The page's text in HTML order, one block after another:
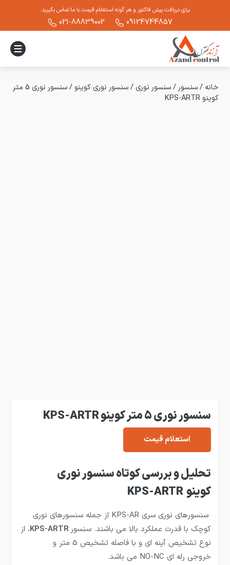
برای دریافت پیش فاکتور و هر گونه استعلام قیمت با ما تماس بگیرید.
09124744857
021-88839002
خانه /سنسور /سنسور نوری /سنسور نوری کوینو /
سنسور نوری 5 متر
کوینو KPS-ARTR
سنسور نوری 5 متر کوینو KPS-ARTR
استعلام قیمت
تحلیل و بررسی کوتاه سنسور نوری
کوینو KPS-ARTR
سنسورهای نوری سری KPS-AR از جمله سنسورهای نوری
کوچک با قدرت عملکرد بالا می باشند. سنسورKPS-ARTR
، از
نوع تشخیص آینه ای و با فاصله تشخیص 5 متر و
خروجی رله ای NO-NC می باشد.